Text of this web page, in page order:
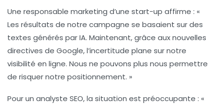
Une responsable marketing d’une start-up affirme : «
Les résultats de notre campagne se basaient sur des
textes générés par IA. Maintenant, grâce aux nouvelles
directives de Google, l’incertitude plane sur notre
visibilité en ligne. Nous ne pouvons plus nous permettre
de risquer notre positionnement. »
Pour un analyste SEO, la situation est préoccupante : «